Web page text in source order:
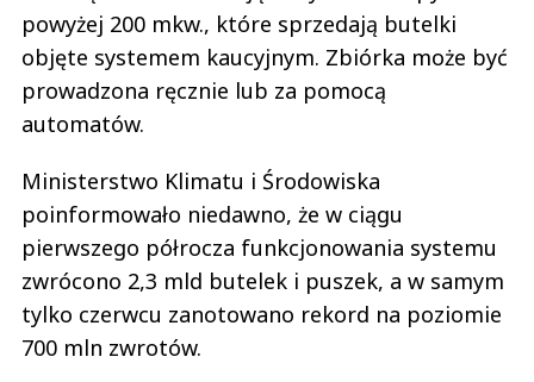
objęte systemem kaucyjnym. Zbiórka może być
prowadzona ręcznie lub za pomocą
automatów.
Ministerstwo Klimatu i Środowiska
poinformowało niedawno, że w ciągu
pierwszego półrocza funkcjonowania systemu
zwrócono 2,3 mld butelek i puszek, a w samym
tylko czerwcu zanotowano rekord na poziomie
700 mln zwrotów.